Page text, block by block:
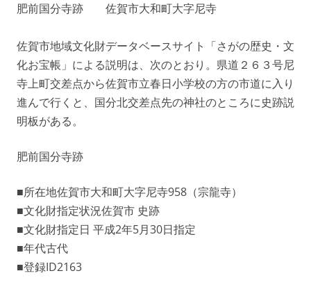
肥前国分寺跡 佐賀市大和町大字尼寺
佐賀市地域文化財データベースサイト「さがの歴史・文
化お宝帳」による説明は、次のとおり。県道２６３号尼
寺上町交差点から佐賀市立春日小学校の方の市道に入り
進んで行くと、国分北交差点先の神社のところに史跡説
明板がある。
肥前国分寺跡
■所在地佐賀市大和町大字尼寺958（宗龍寺）
■文化財指定状況佐賀市 史跡
■文化財指定日 平成2年5月30日指定
■年代古代
■登録ID2163